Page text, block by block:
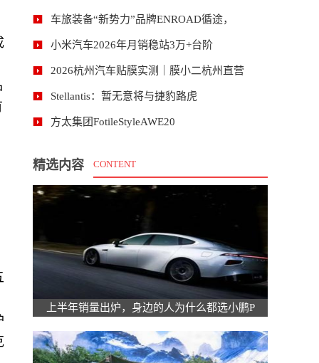
车旅装备“新势力”品牌ENROAD循途，
小米汽车2026年月销稳站3万+台阶
2026杭州汽车贴膜实测｜膜小二杭州直营
Stellantis：暂无意将与捷豹路虎
方太集团FotileStyleAWE20
精选内容 CONTENT
上半年销量出炉，身边的人为什么都选小鹏P